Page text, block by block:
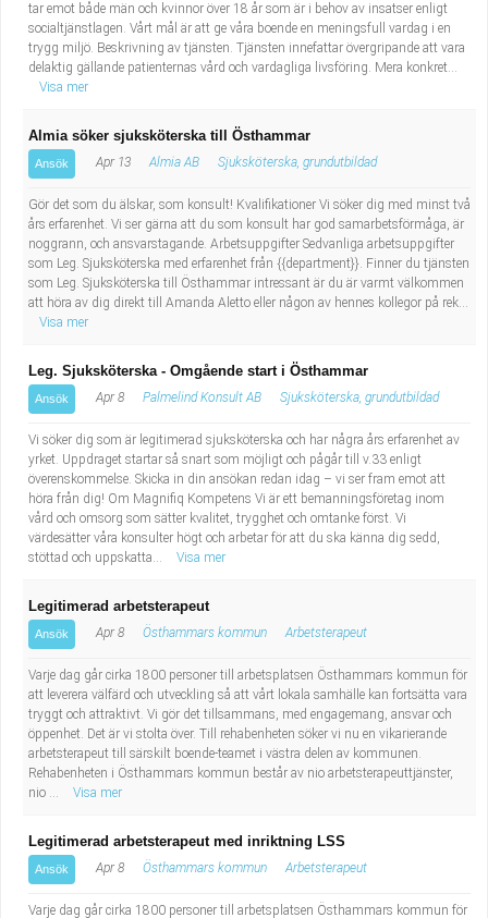
tar emot både män och kvinnor över 18 år som är i behov av insatser enligt
socialtjänstlagen. Vårt mål är att ge våra boende en meningsfull vardag i en
trygg miljö. Beskrivning av tjänsten. Tjänsten innefattar övergripande att vara
delaktig gällande patienternas vård och vardagliga livsföring. Mera konkret...
Visa mer
Almia söker sjuksköterska till Östhammar
Ansök Apr 13 Almia AB Sjuksköterska, grundutbildad
Gör det som du älskar, som konsult! Kvalifikationer Vi söker dig med minst två
års erfarenhet. Vi ser gärna att du som konsult har god samarbetsförmåga, är
noggrann, och ansvarstagande. Arbetsuppgifter Sedvanliga arbetsuppgifter
som Leg. Sjuksköterska med erfarenhet från {{department}}. Finner du tjänsten
som Leg. Sjuksköterska till Östhammar intressant är du är varmt välkommen
att höra av dig direkt till Amanda Aletto eller någon av hennes kollegor på rek...
Visa mer
Leg. Sjuksköterska - Omgående start i Östhammar
Ansök Apr 8 Palmelind Konsult AB Sjuksköterska, grundutbildad
Vi söker dig som är legitimerad sjuksköterska och har några års erfarenhet av
yrket. Uppdraget startar så snart som möjligt och pågår till v.33 enligt
överenskommelse. Skicka in din ansökan redan idag – vi ser fram emot att
höra från dig! Om Magnifiq Kompetens Vi är ett bemanningsföretag inom
vård och omsorg som sätter kvalitet, trygghet och omtanke först. Vi
värdesätter våra konsulter högt och arbetar för att du ska känna dig sedd,
stöttad och uppskatta...
Visa mer
Legitimerad arbetsterapeut
Ansök Apr 8 Östhammars kommun Arbetsterapeut
Varje dag går cirka 1800 personer till arbetsplatsen Östhammars kommun för
att leverera välfärd och utveckling så att vårt lokala samhälle kan fortsätta vara
tryggt och attraktivt. Vi gör det tillsammans, med engagemang, ansvar och
öppenhet. Det är vi stolta över. Till rehabenheten söker vi nu en vikarierande
arbetsterapeut till särskilt boende-teamet i västra delen av kommunen.
Rehabenheten i Östhammars kommun består av nio arbetsterapeuttjänster,
nio ...
Visa mer
Legitimerad arbetsterapeut med inriktning LSS
Ansök Apr 8 Östhammars kommun Arbetsterapeut
Varje dag går cirka 1800 personer till arbetsplatsen Östhammars kommun för